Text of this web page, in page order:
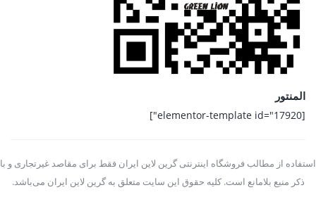
المنتور
[elementor-template id="17920"]
استفاده از مطالب فروشگاه اینترنتی گرین لاین ایران فقط برای مقاصد غیرتجاری و با
ذکر منبع بلامانع است. کلیه حقوق این سایت متعلق به گرین لاین ایران می‌باشد.